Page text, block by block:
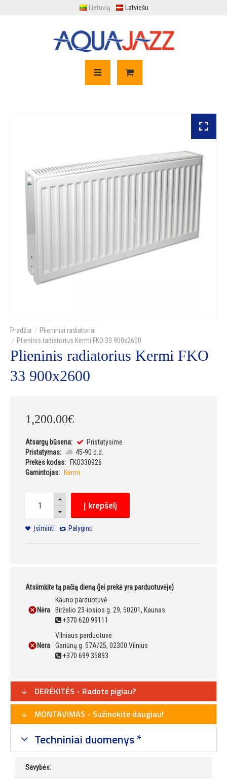
Lietuvių Latviešu
Plieniniai radiatoriai
Plieninis radiatorius Kermi FKO 33 900x2600
Plieninis radiatorius Kermi FKO
33 900x2600
1,200.00€
Atsargų būsena:
Pristatysime
Pristatymas:
45-90 d.d.
Prekės kodas:
FKO330926
Gamintojas:
Kermi
Į krepšelį
Įsiminti Palyginti
Atsiimkite tą pačią dieną (jei prekė yra parduotuvėje)
Nėra
Kauno parduotuvė
Birželio 23-iosios g. 29, 50201, Kaunas
+370 620 99111
Nėra
Vilniaus parduotuvė
Gariūnų g. 57A/25, 02300 Vilnius
+370 699 35893
DERĖKITĖS - Radote pigiau?
MONTAVIMAS - Sužinokite daugiau!
Techniniai duomenys *
Savybės: